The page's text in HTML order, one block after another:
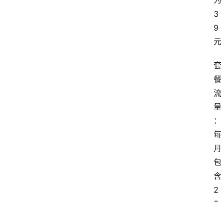
3
9
元
套
餐
流
量
：
每
月
包
含
2